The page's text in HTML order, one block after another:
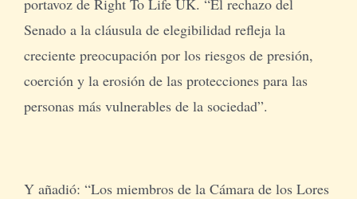
Senado a la cláusula de elegibilidad refleja la
creciente preocupación por los riesgos de presión,
coerción y la erosión de las protecciones para las
personas más vulnerables de la sociedad”.
Y añadió: “Los miembros de la Cámara de los Lores